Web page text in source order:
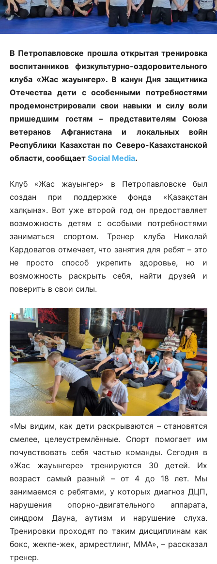
В Петропавловске прошла открытая тренировка
воспитанников физкультурно-оздоровительного
клуба «Жас жауынгер». В канун Дня защитника
Отечества дети с особенными потребностями
продемонстрировали свои навыки и силу воли
пришедшим гостям – представителям Союза
ветеранов Афганистана и локальных войн
Республики Казахстан по Северо-Казахстанской
области, сообщает Social Media.
Клуб «Жас жауынгер» в Петропавловске был
создан при поддержке фонда «Қазақстан
халқына». Вот уже второй год он предоставляет
возможность детям с особыми потребностями
заниматься спортом. Тренер клуба Николай
Кардоватов отмечает, что занятия для ребят – это
не просто способ укрепить здоровье, но и
возможность раскрыть себя, найти друзей и
поверить в свои силы.
«Мы видим, как дети раскрываются – становятся
смелее, целеустремлённые. Спорт помогает им
почувствовать себя частью команды. Сегодня в
«Жас жауынгере» тренируются 30 детей. Их
возраст самый разный – от 4 до 18 лет. Мы
занимаемся с ребятами, у которых диагноз ДЦП,
нарушения опорно-двигательного аппарата,
синдром Дауна, аутизм и нарушение слуха.
Тренировки проходят по таким дисциплинам как
бокс, жекпе-жек, армрестлинг, ММА», – рассказал
тренер.